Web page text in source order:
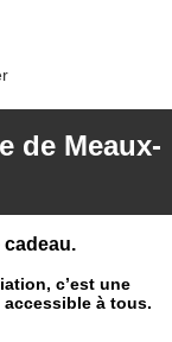
de Meaux-
cadeau.
c’est une
à tous.